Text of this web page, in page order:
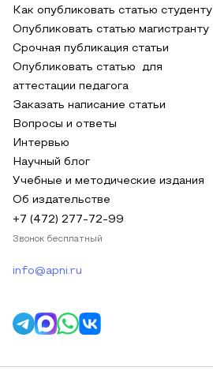
Как опубликовать статью студенту
Опубликовать статью магистранту
Срочная публикация статьи
Опубликовать статью для
аттестации педагога
Заказать написание статьи
Вопросы и ответы
Интервью
Научный блог
Учебные и методические издания
Об издательстве
+7 (472) 277-72-99
Звонок бесплатный
info@apni.ru